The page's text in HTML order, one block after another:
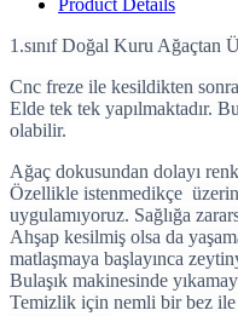
Product Details
1.sınıf Doğal Kuru Ağaçtan
Cnc freze ile kesildikten
Elde tek tek yapılmaktadır.
olabilir.
Ağaç dokusundan dolayı
Özellikle istenmedikçe
uygulamıyoruz. Sağlığa
Ahşap kesilmiş olsa da
matlaşmaya başlayınca
Bulaşık makinesinde
Temizlik için nemli bir bez ile